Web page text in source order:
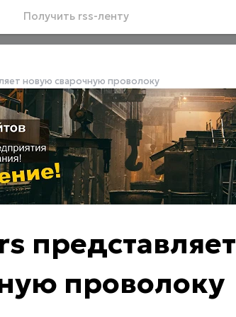
Получить rss-ленту
новую сварочную проволоку
представляет
проволоку